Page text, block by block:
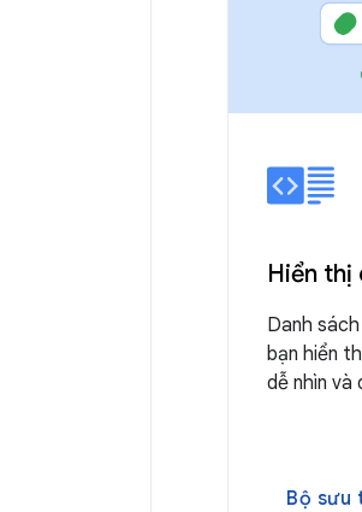
Hiển thị
Danh
bạn hiển
dễ nhìn và
Bộ sưu